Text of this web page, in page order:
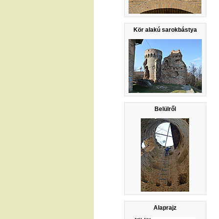
Kör alakú sarokbástya
Belülről
Alaprajz